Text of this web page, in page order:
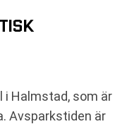
i Halmstad, som är
Avsparkstiden är